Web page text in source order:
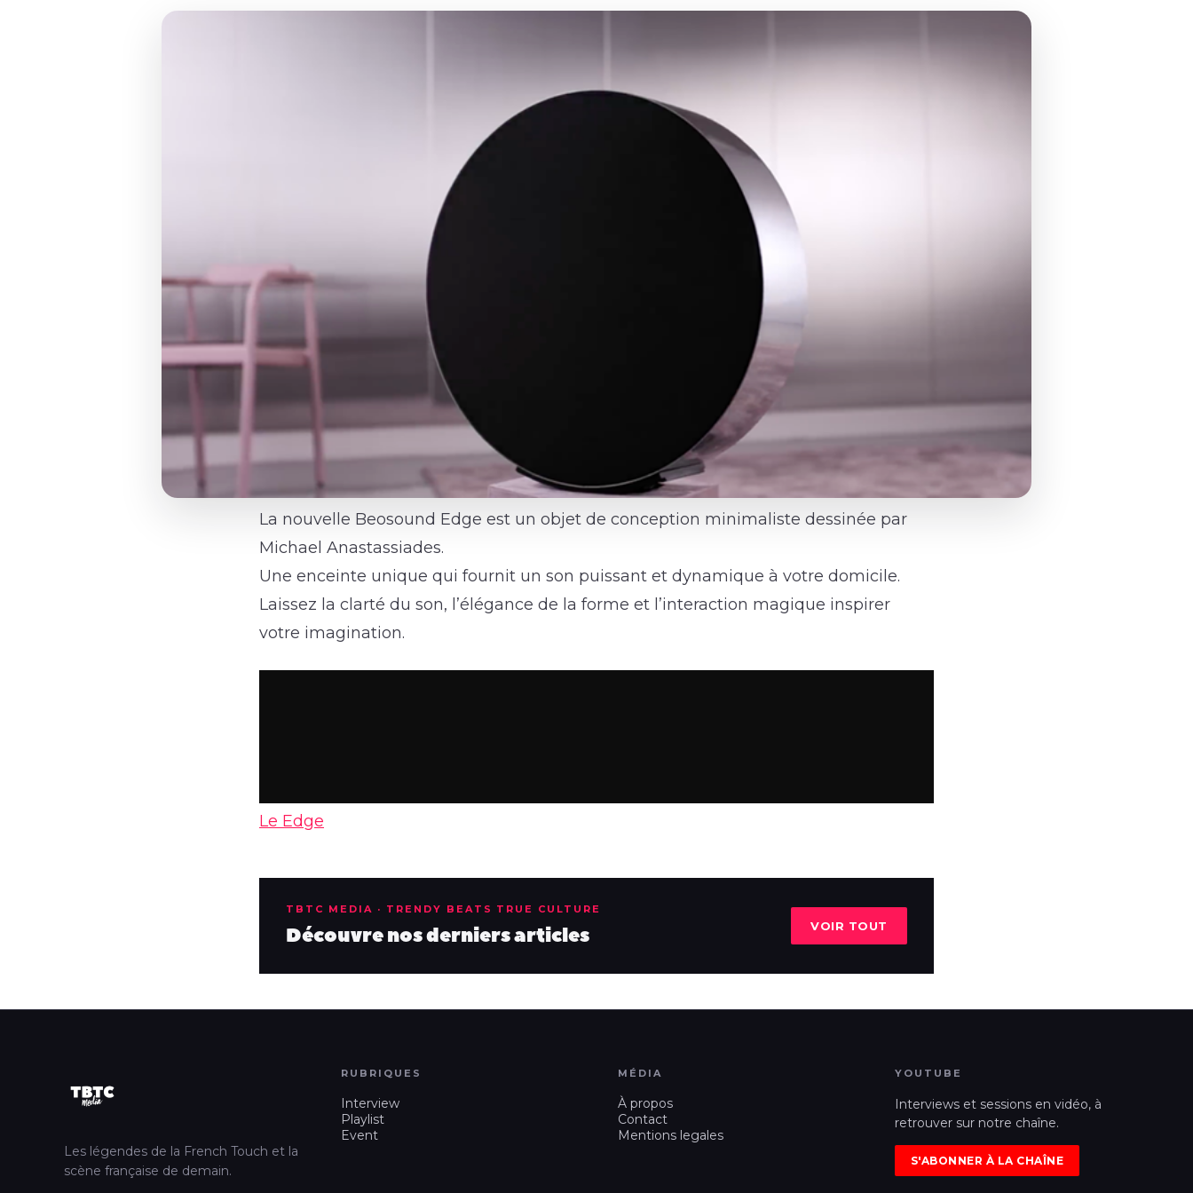
La nouvelle Beosound Edge est un objet de conception minimaliste dessinée par
Michael Anastassiades.
Une enceinte unique qui fournit un son puissant et dynamique à votre domicile.
Laissez la clarté du son, l’élégance de la forme et l’interaction magique inspirer
votre imagination.
Le Edge
TBTC MEDIA · TRENDY BEATS TRUE CULTURE
Découvre nos derniers articles VOIR TOUT
Les légendes de la French Touch et la
scène française de demain.
RUBRIQUES
Interview
Playlist
Event
MÉDIA
À propos
Contact
Mentions legales
YOUTUBE
Interviews et sessions en vidéo, à
retrouver sur notre chaîne.
S'ABONNER À LA CHAÎNE